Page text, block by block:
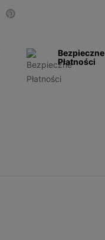
Bezpieczne
Płatności